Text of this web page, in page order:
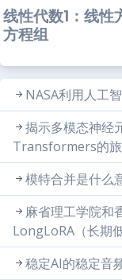
线性代数1：线性
方程组
NASA利用人工
揭示多模态神经
Transformers的
模特合并是什么
麻省理工学院和
LongLoRA（长期
稳定AI的稳定音